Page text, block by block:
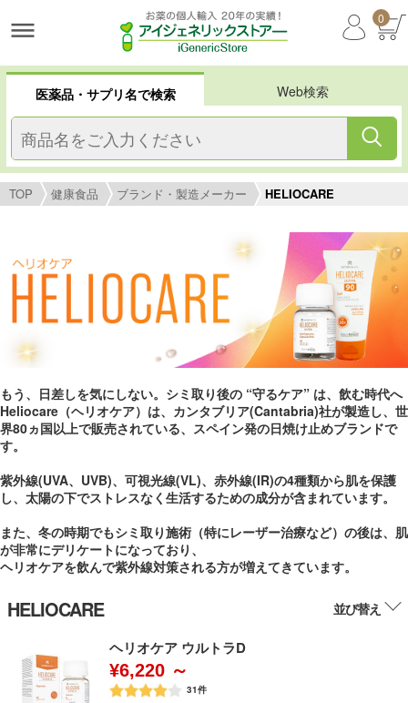
0
医薬品・サプリ名で検索 Web検索
TOP 健康食品 ブランド・製造メーカー HELIOCARE
もう、日差しを気にしない。シミ取り後の “守るケア” は、飲む時代へ
Heliocare（ヘリオケア）は、カンタブリア(Cantabria)社が製造し、世
界80ヵ国以上で販売されている、スペイン発の日焼け止めブランドで
す。
紫外線(UVA、UVB)、可視光線(VL)、赤外線(IR)の4種類から肌を保護
し、太陽の下でストレスなく生活するための成分が含まれています。
また、冬の時期でもシミ取り施術（特にレーザー治療など）の後は、肌
が非常にデリケートになっており、
ヘリオケアを飲んで紫外線対策される方が増えてきています。
HELIOCARE 並び替え
ヘリオケア ウルトラD
¥6,220 ～
31件